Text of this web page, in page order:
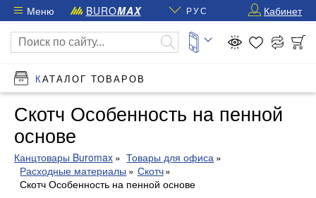
Меню BUROMAX РУС Кабинет
КАТАЛОГ ТОВАРОВ
Скотч Особенность на пенной
основе
Канцтовары Buromax
Товары для офиса
Расходные материалы
Скотч
Скотч Особенность на пенной основе